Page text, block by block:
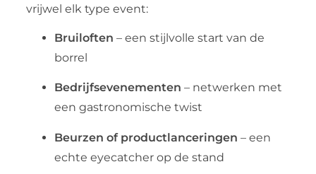
vrijwel elk type event:
Bruiloften – een stijlvolle start van de
borrel
Bedrijfsevenementen – netwerken met
een gastronomische twist
Beurzen of productlanceringen – een
echte eyecatcher op de stand